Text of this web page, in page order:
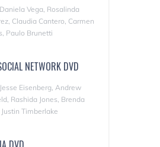
Vega, Rosalinda
Claudia Cantero, Carmen
Paulo Brunetti
NETWORK DVD
Eisenberg, Andrew
Rashida Jones, Brenda
Justin Timberlake